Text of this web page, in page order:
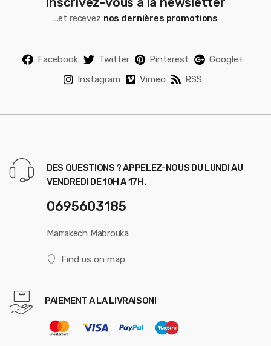
...et recevez nos dernières promotions
Facebook Twitter Pinterest
Google+
Instagram
Vimeo RSS
DES QUESTIONS ? APPELEZ-NOUS DU LUNDI AU
VENDREDI DE 10H A 17H.
0695603185
Marrakech Mabrouka
Find us on map
PAIEMENT A LA LIVRAISON!